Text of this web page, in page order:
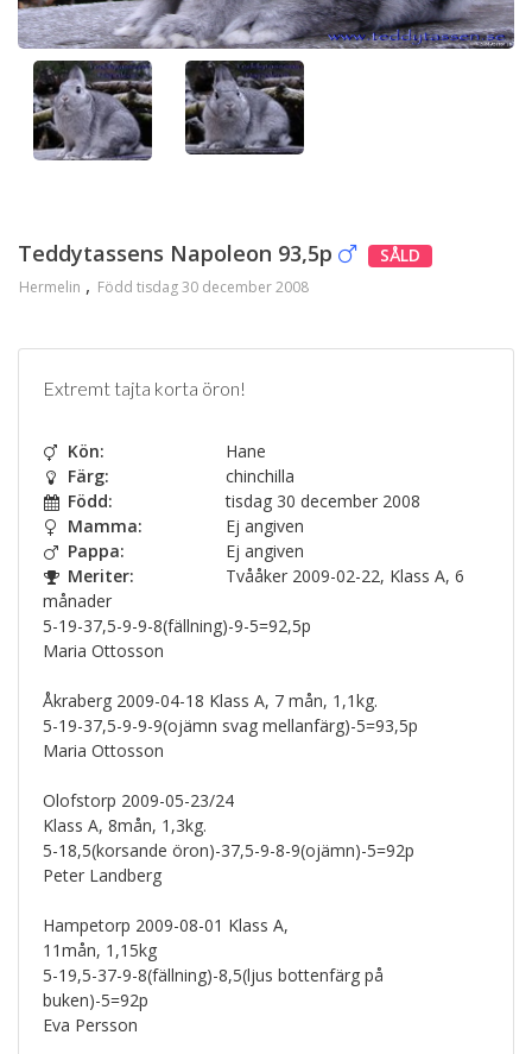
Teddytassens Napoleon 93,5p SÅLD
Hermelin Född tisdag 30 december 2008
Extremt tajta korta öron!
Kön:
Hane
Färg:
chinchilla
Född:
tisdag 30 december 2008
Mamma:
Ej angiven
Pappa:
Ej angiven
Meriter:
Tvååker 2009-02-22, Klass A, 6
månader
5-19-37,5-9-9-8(fällning)-9-5=92,5p
Maria Ottosson
Åkraberg 2009-04-18 Klass A, 7 mån, 1,1kg.
5-19-37,5-9-9-9(ojämn svag mellanfärg)-5=93,5p
Maria Ottosson
Olofstorp 2009-05-23/24
Klass A, 8mån, 1,3kg.
5-18,5(korsande öron)-37,5-9-8-9(ojämn)-5=92p
Peter Landberg
Hampetorp 2009-08-01 Klass A,
11mån, 1,15kg
5-19,5-37-9-8(fällning)-8,5(ljus bottenfärg på
buken)-5=92p
Eva Persson